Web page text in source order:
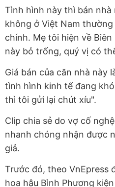
Tình hình này thì bán
không ở Việt Nam
chính. Mẹ tôi hiện về
này bỏ trống, quý vị có
Giá bán của căn nhà này
tình hình kinh tế đang
thì tôi gửi lại chút xíu".
Clip chia sẻ do vợ cố
nhanh chóng nhận được
giả.
Trước đó, theo VnEpress
hoa hậu Bình Phương